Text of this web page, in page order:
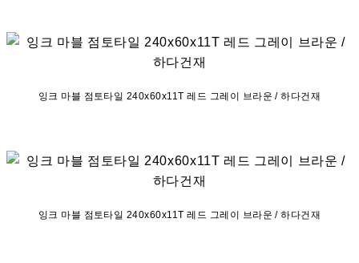
잉크 마블 점토타일 240x60x11T 레드 그레이 브라운 / 하다건재
잉크 마블 점토타일 240x60x11T 레드 그레이 브라운 / 하다건재